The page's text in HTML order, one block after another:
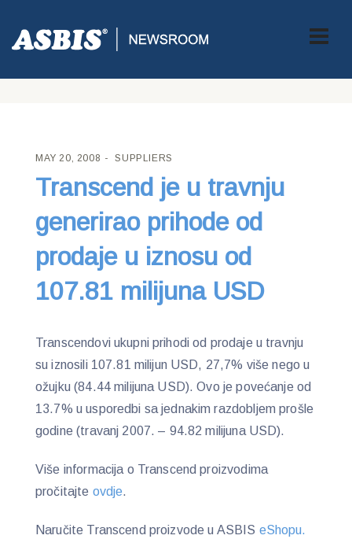
ASBIS CROATIA> SUPPLIERS> TRANSCEND JE U TRAVNJU
GENERIRAO PRIHODE OD PRODAJE U IZNOSU OD 107.81
MAY 20, 2008 SUPPLIERS
Transcend je u travnju
generirao prihode od
prodaje u iznosu od
107.81 milijuna USD
Transcendovi ukupni prihodi od prodaje u travnju
su iznosili 107.81 milijun USD, 27,7% više nego u
ožujku (84.44 milijuna USD). Ovo je povećanje od
13.7% u usporedbi sa jednakim razdobljem prošle
godine (travanj 2007. – 94.82 milijuna USD).
Više informacija o Transcend proizvodima
pročitajte ovdje.
Naručite Transcend proizvode u ASBIS eShopu.